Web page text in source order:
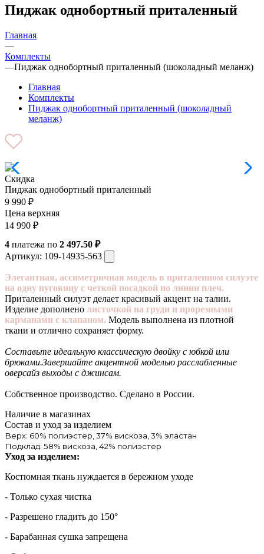
Пиджак однобортный приталенный
Главная
—
Комплекты
—Пиджак однобортный приталенный (шоколадный меланж)
Главная
Комплекты
Пиджак однобортный приталенный (шоколадный
меланж)
Скидка
Пиджак однобортный приталенный
9 990 ₽
Цена верхняя
14 990 ₽
4 платежа по 2 497.50 ₽
Артикул: 109-14935-563
Элегантная, ассиметричная модель в приталенном силуэте
на одну пуговицу с четкой посадкой по линии плеч.
Приталенный силуэт делает красивый акцент на талии.
Изделие дополнено листочкой на груди и прорезными
карманами с клапаном. Модель выполнена из плотной
ткани и отлично сохраняет форму.
Составьте идеальную классическую двойку с юбкой или
брюками.Завершайте акцентной моделью расслабленные
оверсайз выходы с джинсам.
Собственное производство. Сделано в России.
Наличие в магазинах
Состав и уход за изделием
Верх: 60% полиэстер, 37% вискоза, 3% эластан
Подклад: 58% вискоза, 42% полиэстер
Уход за изделием:
Костюмная ткань нуждается в бережном уходе
- Только сухая чистка
- Разрешено гладить до 150°
- Барабанная сушка запрещена